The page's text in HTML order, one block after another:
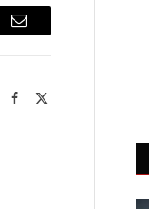
Email
Facebook